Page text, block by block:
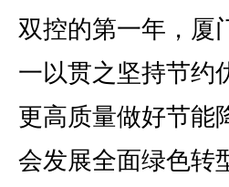
双控的第一年，厦
一以贯之坚持节约
更高质量做好节能
会发展全面绿色转